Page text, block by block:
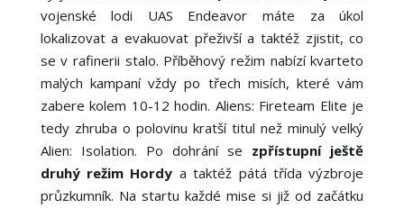
vojenské lodi UAS Endeavor máte za úkol
lokalizovat a evakuovat přeživší a taktéž zjistit, co
se v rafinerii stalo. Příběhový režim nabízí kvarteto
malých kampaní vždy po třech misích, které vám
zabere kolem 10-12 hodin. Aliens: Fireteam Elite je
tedy zhruba o polovinu kratší titul než minulý velký
Alien: Isolation. Po dohrání se zpřístupní ještě
druhý režim Hordy a taktéž pátá třída výzbroje
průzkumník. Na startu každé mise si již od začátku